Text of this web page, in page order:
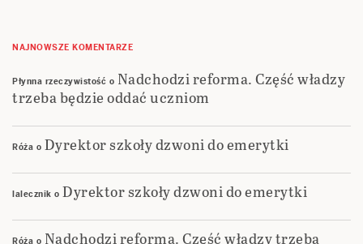
NAJNOWSZE KOMENTARZE
Płynna rzeczywistość o Nadchodzi reforma. Część władzy
trzeba będzie oddać uczniom
Róża o Dyrektor szkoły dzwoni do emerytki
lalecznik o Dyrektor szkoły dzwoni do emerytki
Róża o Nadchodzi reforma. Część władzy trzeba